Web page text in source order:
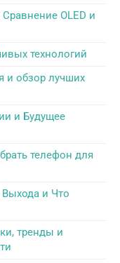
OLED и
технологий
и обзор лучших
и Будущее
телефон для
Выхода и Что
тренды и